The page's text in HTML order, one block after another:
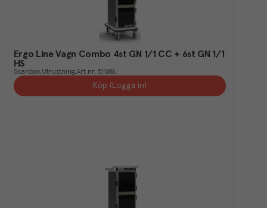
Ergo Line Vagn Combo 4st GN 1/1 CC + 6st GN 1/1
HS
Scanbox Utrustning Art.nr. 511686
Köp (Logga in)